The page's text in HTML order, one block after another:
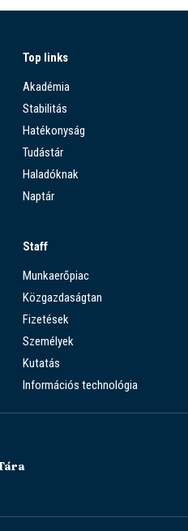
Top links
Akadémia
Stabilitás
Hatékonyság
Tudástár
Haladóknak
Naptár
Staff
Munkaerőpiac
Közgazdaságtan
Fizetések
Személyek
Kutatás
Információs technológia